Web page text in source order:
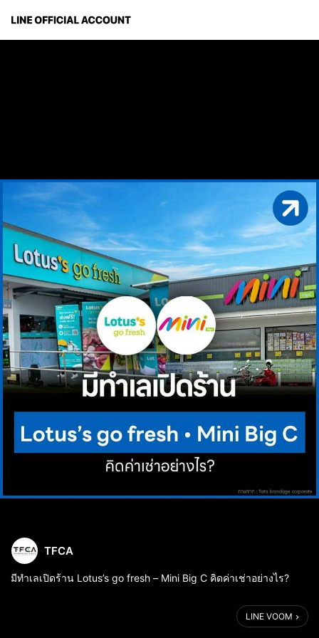
TFCA
มีทำเลเปิดร้าน Lotus’s go fresh – Mini Big C คิดค่าเช่าอย่างไร?
ธุรกิจร้านสะดวกซื้อและค้าปลีกขนาดเล็กยังคงขยายตัวต่อเนื่องใน
ประเทศไทย โดยเฉพาะแบรนด์ใหญ่ในกลุ่มธุรกิจค้าปลีกอย่าง Lotus's
LINE VOOM